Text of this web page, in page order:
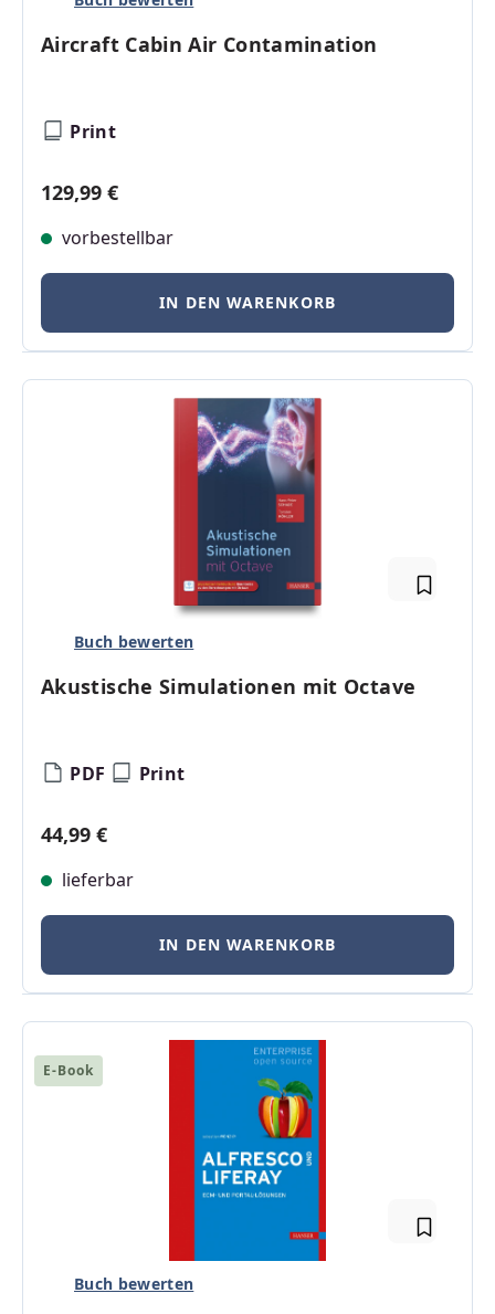
Aircraft Cabin Air Contamination
Print
Regulärer Preis:
129,99 €
vorbestellbar
IN DEN WARENKORB
Buch bewerten
Akustische Simulationen mit Octave
PDF Print
Regulärer Preis:
44,99 €
lieferbar
IN DEN WARENKORB
E-Book
Buch bewerten